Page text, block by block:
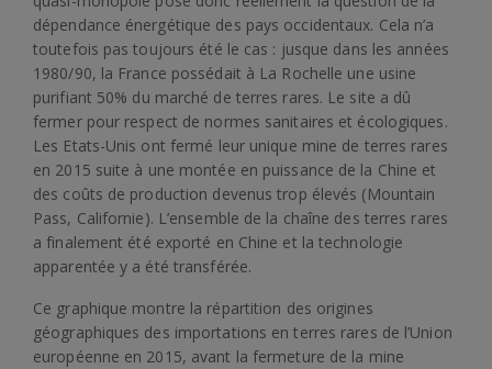
dépendance énergétique des pays occidentaux. Cela n’a
toutefois pas toujours été le cas : jusque dans les années
1980/90, la France possédait à La Rochelle une usine
purifiant 50% du marché de terres rares. Le site a dû
fermer pour respect de normes sanitaires et écologiques.
Les Etats-Unis ont fermé leur unique mine de terres rares
en 2015 suite à une montée en puissance de la Chine et
des coûts de production devenus trop élevés (Mountain
Pass, Californie). L’ensemble de la chaîne des terres rares
a finalement été exporté en Chine et la technologie
apparentée y a été transférée.
Ce graphique montre la répartition des origines
géographiques des importations en terres rares de l’Union
européenne en 2015, avant la fermeture de la mine